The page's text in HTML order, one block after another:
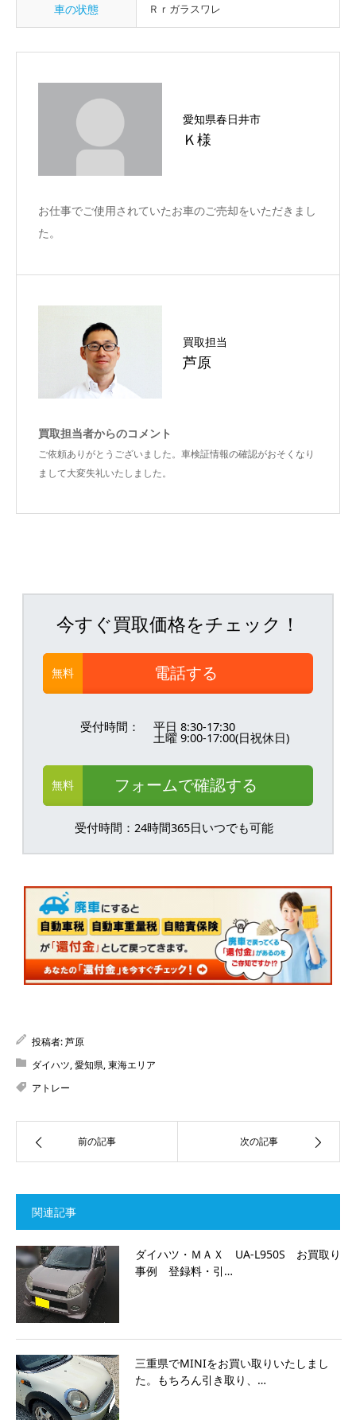
車の状態 Ｒｒガラスワレ
愛知県春日井市
Ｋ様
お仕事でご使用されていたお車のご売却をいただきまし
た。
買取担当
芦原
買取担当者からのコメント
ご依頼ありがとうございました。車検証情報の確認がおそくなり
まして大変失礼いたしました。
今すぐ買取価格をチェック！
無料 電話する
受付時間： 平日 8:30-17:30
土曜 9:00-17:00(日祝休日)
無料 フォームで確認する
受付時間：24時間365日いつでも可能
投稿者:芦原
ダイハツ,愛知県,東海エリア
アトレー
前の記事 次の記事
関連記事
ダイハツ・ＭＡＸ UA-L950S お買取り
事例 登録料・引…
三重県でMINIをお買い取りいたしまし
た。もちろん引き取り、…